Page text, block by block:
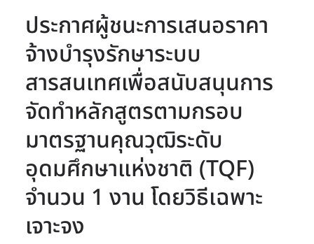
ประกาศผู้ชนะการเสนอราคา
จ้างบำรุงรักษาระบบ
สารสนเทศเพื่อสนับสนุนการ
จัดทำหลักสูตรตามกรอบ
มาตรฐานคุณวุฒิระดับ
อุดมศึกษาแห่งชาติ (TQF)
จำนวน 1 งาน โดยวิธีเฉพาะ
เจาะจง